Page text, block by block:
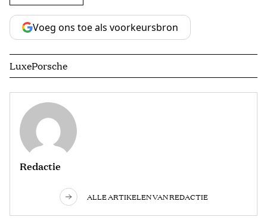
Voeg ons toe als voorkeursbron
LuxePorsche
Redactie
ALLE ARTIKELEN VAN REDACTIE